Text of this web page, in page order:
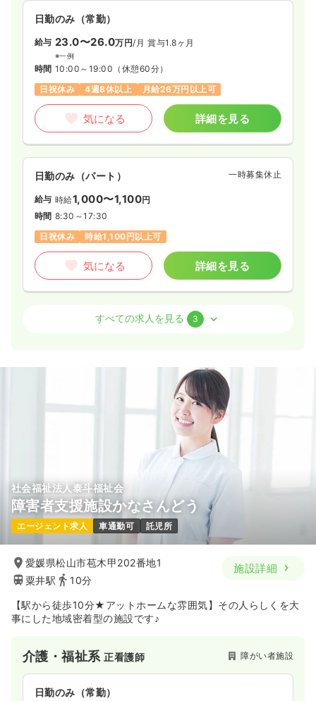
日勤のみ（常勤）
給与 23.0〜26.0万円/月 賞与1.8ヶ月
※一例
時間 10:00～19:00 （休憩60分）
日祝休み
4週8休以上 月給26万円以上可
気になる 詳細を見る
日勤のみ（パート） 一時募集休止
給与 時給1,000〜1,100円
時間 8:30～17:30
日祝休み
時給1,100円以上可
気になる 詳細を見る
正看護師
賞与2ヶ月
月給28万円以上可
詳細を見る
その他正・准看護師
日勤のみ（常勤）
17.3 万円〜 /月 賞与33.0万円〜
※一例
時間 8:00～19:00
月給17万円以上可
日勤のみ（パート）
すべての求人を見る 3
社会福祉法人泰斗福祉会
障害者支援施設かなさんどう
エージェント求人 車通勤可 託児所
愛媛県松山市苞木甲202番地1
粟井駅
10分
施設詳細
【駅から徒歩10分★アットホームな雰囲気】その人らしくを大
事にした地域密着型の施設です♪
介護・福祉系正看護師 障がい者施設
日勤のみ（常勤）